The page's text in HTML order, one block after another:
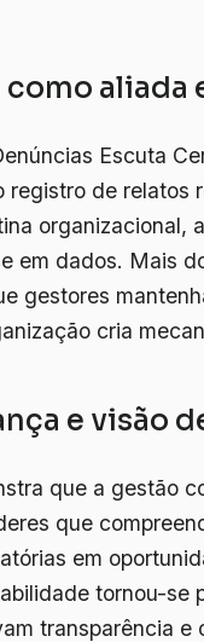
aliada
Escuta
registro de
organizacional,
em dados. Mais
gestores
cria
e visão
que a gestão
que
em
tornou-
transparência